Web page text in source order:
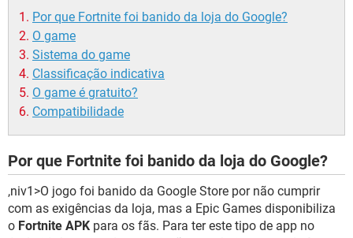
Por que Fortnite foi banido da loja do Google?
O game
Sistema do game
Classificação indicativa
O game é gratuito?
Compatibilidade
Por que Fortnite foi banido da loja do Google?
,niv1>O jogo foi banido da Google Store por não cumprir
com as exigências da loja, mas a Epic Games disponibiliza
o Fortnite APK para os fãs. Para ter este tipo de app no